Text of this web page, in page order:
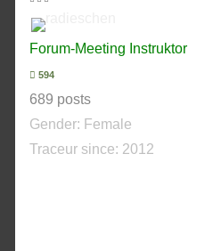
Forum-Meeting Instruktor
594
689 posts
Gender: Female
Traceur since: 2012